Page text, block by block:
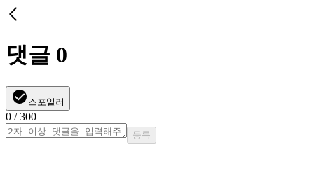
댓글 0
스포일러
0 / 300
등록